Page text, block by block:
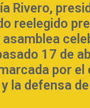
Rivero,
reelegido
asamblea
17 de
por
la defensa